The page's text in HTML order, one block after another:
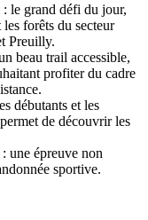
: le grand défi du jour,
forêts du secteur
Preuilly.
beau trail accessible,
profiter du cadre
débutants et les
de découvrir les
: une épreuve non
sportive.